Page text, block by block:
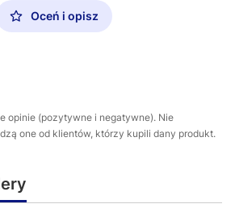
Oceń i opisz
opinie (pozytywne i negatywne). Nie
one od klientów, którzy kupili dany produkt.